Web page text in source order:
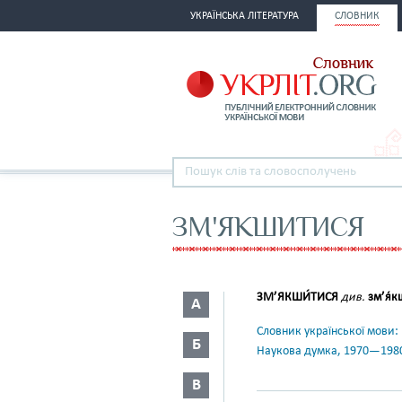
УКРАЇНСЬКА ЛІТЕРАТУРА СЛОВНИК
ЗМ'ЯКШИТИСЯ
А
Б
В
ЗМ’ЯКШИ́ТИСЯ див.
Словник української
Наукова думка,